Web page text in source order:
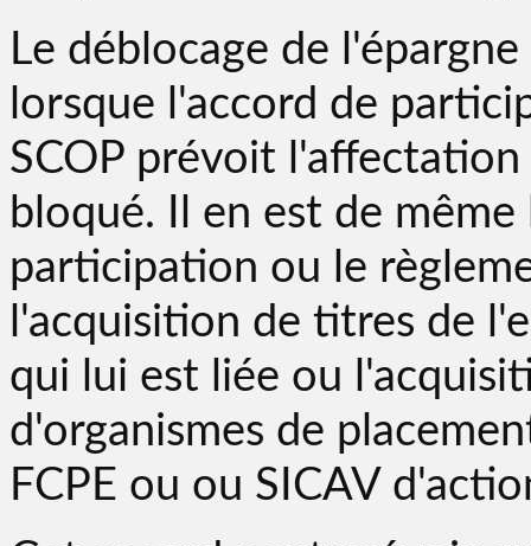
Le déblocage de
lorsque l'accord de
SCOP prévoit
bloqué. Il en est de
participation ou le
l'acquisition de titres de
qui lui est liée ou
d'organismes de
FCPE ou ou SICAV